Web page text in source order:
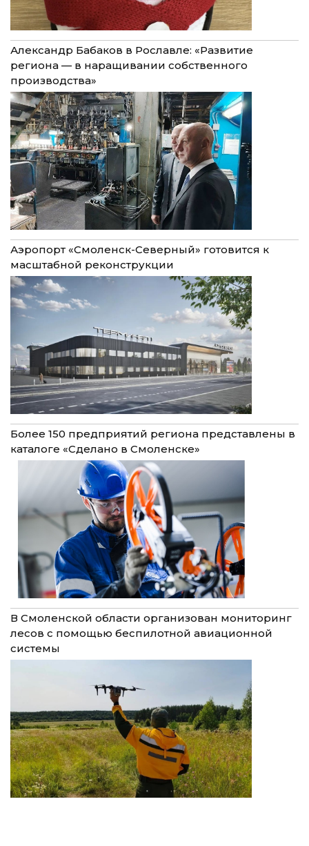
Александр Бабаков в Рославле: «Развитие
региона — в наращивании собственного
производства»
Аэропорт «Смоленск-Северный» готовится к
масштабной реконструкции
Более 150 предприятий региона представлены в
каталоге «Сделано в Смоленске»
В Смоленской области организован мониторинг
лесов с помощью беспилотной авиационной
системы